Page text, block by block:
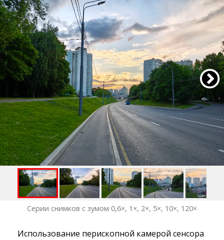
Серии снимков с зумом 0,6×, 1×, 2×, 5×, 10×, 120×
Использование перископной камерой сенсора